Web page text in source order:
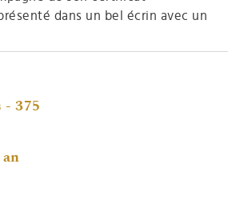
dans un bel écrin avec un
- 375